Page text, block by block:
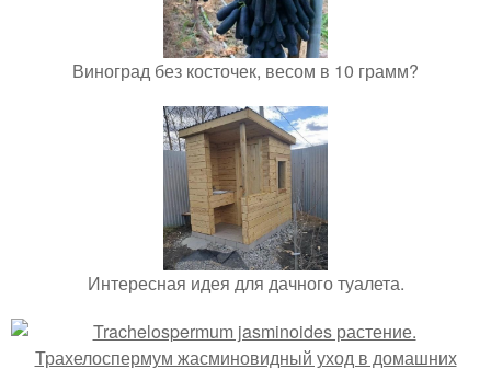
Виноград без косточек, весом в 10 грамм?
Интересная идея для дачного туалета.